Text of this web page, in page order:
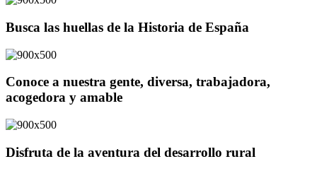
Busca las huellas de la Historia de España
Conoce a nuestra gente, diversa, trabajadora,
acogedora y amable
Disfruta de la aventura del desarrollo rural